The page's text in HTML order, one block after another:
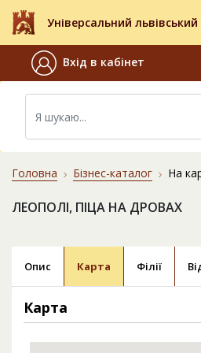
Універсальний
Вхід в кабінет
Головна Бізнес-каталог На
ЛЕОПОЛІ, ПІЦА НА ДРОВАХ
Опис Карта Філії
Карта